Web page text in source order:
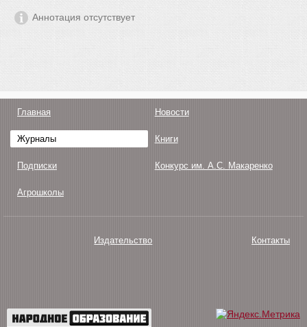
Аннотация отсутствует
Главная Новости
Журналы Книги
Подписки Конкурс им. А.С. Макаренко
Агрошколы
Издательство Контакты